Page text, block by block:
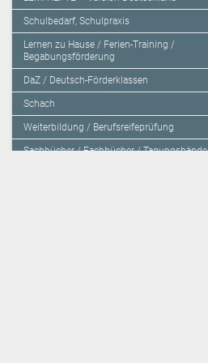
Schulbedarf, Schulpraxis
Lernen zu Hause / Ferien-Training /
Begabungsförderung
DaZ / Deutsch-Förderklassen
Schach
Weiterbildung / Berufsreifeprüfung
Sachbücher / Fachbücher / Tagungsbände